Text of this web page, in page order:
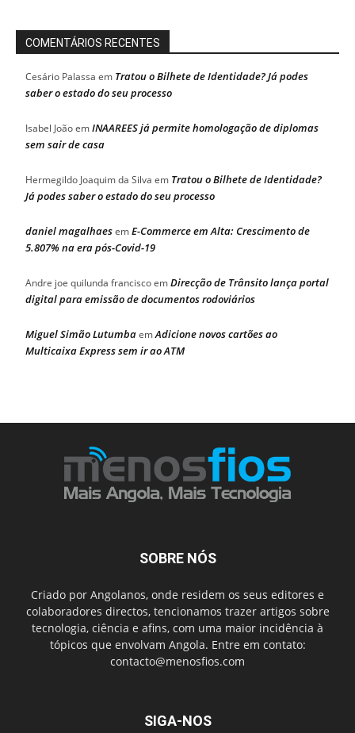
COMENTÁRIOS RECENTES
Cesário Palassa em Tratou o Bilhete de Identidade? Já podes
saber o estado do seu processo
Isabel JoãoemINAAREES já permite homologação de diplomas
sem sair de casa
Hermegildo Joaquim da Silva em Tratou o Bilhete de Identidade?
Já podes saber o estado do seu processo
daniel magalhaesemE-Commerce em Alta: Crescimento de
5.807% na era pós-Covid-19
Andre joe quilunda franciscoemDirecção de Trânsito lança portal
digital para emissão de documentos rodoviários
Miguel Simão LutumbaemAdicione novos cartões ao
Multicaixa Express sem ir ao ATM
SOBRE NÓS
Criado por Angolanos, onde residem os seus editores e
colaboradores directos, tencionamos trazer artigos sobre
tecnologia, ciência e afins, com uma maior incidência à
tópicos que envolvam Angola. Entre em contato:
contacto@menosfios.com
SIGA-NOS